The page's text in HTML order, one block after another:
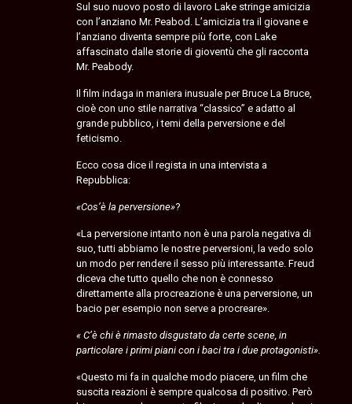
Sul suo nuovo posto di lavoro Lake stringe amicizia
con l’anziano Mr. Peabod. L’amicizia tra il giovane e
l’anziano diventa sempre più forte, con Lake
affascinato dalle storie di gioventù che gli racconta
Mr. Peabody.
Il film indaga in maniera inusuale per Bruce La Bruce,
cioè con uno stile narrativa “classico” e adatto al
grande pubblico, i temi della perversione e del
feticismo.
Ecco cosa dice il regista in una intervista a
Repubblica:
«Cos’è la perversione»?
«La perversione intanto non è una parola negativa di
suo, tutti abbiamo le nostre perversioni, la vedo solo
un modo per rendere il sesso più interessante. Freud
diceva che tutto quello che non è connesso
direttamente alla procreazione è una perversione, un
bacio per esempio non serve a procreare».
« C’è chi è rimasto disgustato da certe scene, in
particolare i primi piani con i baci tra i due protagonisti».
«Questo mi fa in qualche modo piacere, un film che
suscita reazioni è sempre qualcosa di positivo. Però